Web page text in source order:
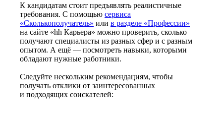
К кандидатам стоит предъявлять реалистичные
требования. С помощью сервиса
«Сколькополучатель» или в разделе «Профессии»
на сайте «hh Карьера» можно проверить, сколько
получают специалисты из разных сфер и с разным
опытом. А ещё — посмотреть навыки, которыми
обладают нужные работники.
Следуйте нескольким рекомендациям, чтобы
получать отклики от заинтересованных
и подходящих соискателей: